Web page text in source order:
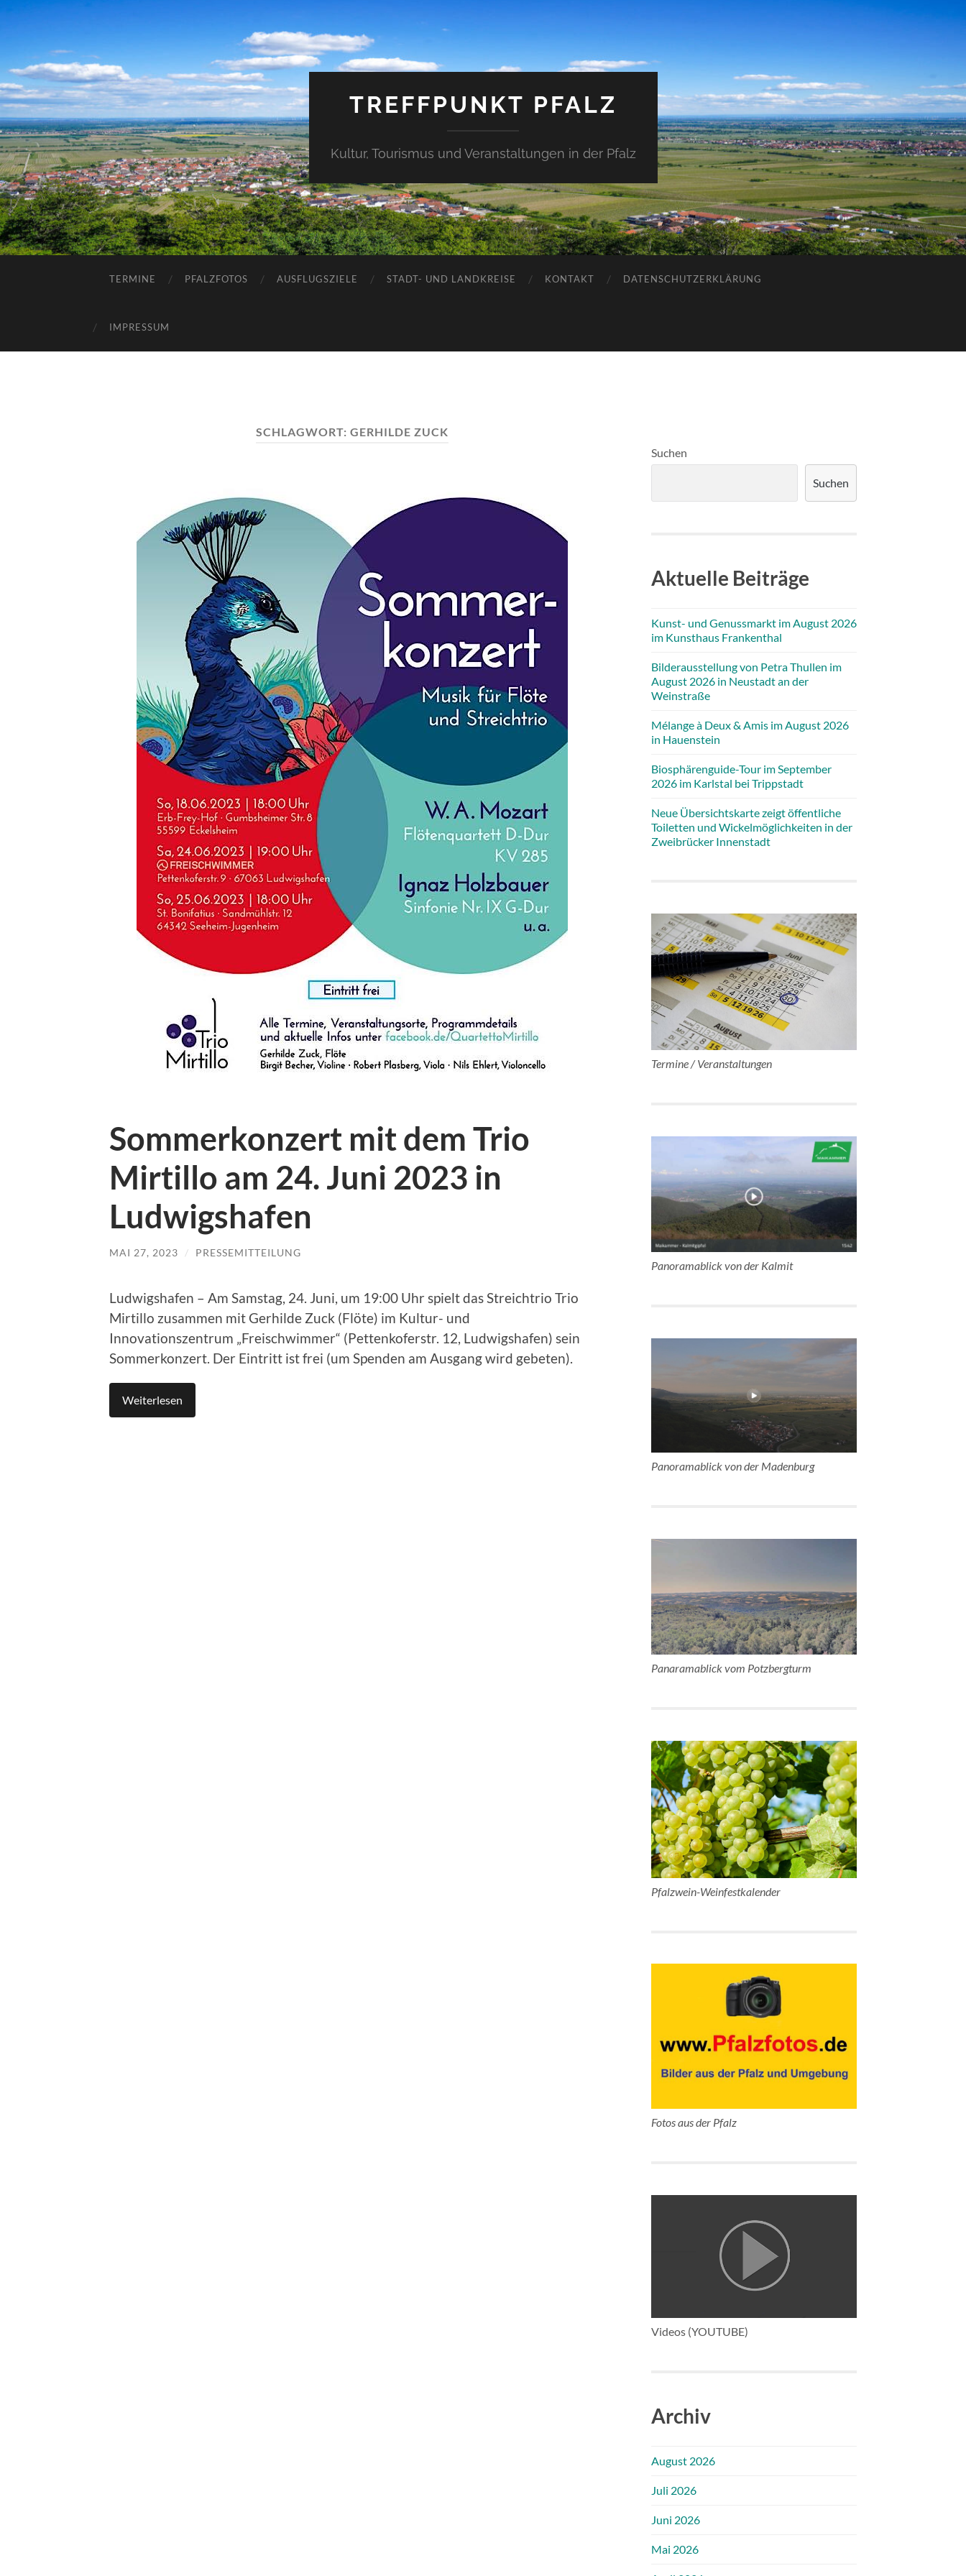
TREFFPUNKT PFALZ
Kultur, Tourismus und Veranstaltungen in der Pfalz
TERMINE PFALZFOTOS AUSFLUGSZIELE STADT- UND LANDKREISE KONTAKT DATENSCHUTZERKLÄRUNG
IMPRESSUM
SCHLAGWORT: GERHILDE ZUCK
Sommerkonzert mit dem Trio
Mirtillo am 24. Juni 2023 in
Ludwigshafen
MAI 27, 2023 / PRESSEMITTEILUNG
Ludwigshafen – Am Samstag, 24. Juni, um 19:00 Uhr spielt das Streichtrio Trio
Mirtillo zusammen mit Gerhilde Zuck (Flöte) im Kultur- und
Innovationszentrum „Freischwimmer“ (Pettenkoferstr. 12, Ludwigshafen) sein
Sommerkonzert. Der Eintritt ist frei (um Spenden am Ausgang wird gebeten).
Weiterlesen
Suchen
Suchen
Aktuelle Beiträge
Kunst- und Genussmarkt im August 2026
im Kunsthaus Frankenthal
Bilderausstellung von Petra Thullen im
August 2026 in Neustadt an der
Weinstraße
Mélange à Deux & Amis im August 2026
in Hauenstein
Biosphärenguide-Tour im September
2026 im Karlstal bei Trippstadt
Neue Übersichtskarte zeigt öffentliche
Toiletten und Wickelmöglichkeiten in der
Zweibrücker Innenstadt
Termine / Veranstaltungen
Panoramablick von der Kalmit
Panoramablick von der Madenburg
Panaramablick vom Potzbergturm
Pfalzwein-Weinfestkalender
Fotos aus der Pfalz
Videos (YOUTUBE)
Archiv
August 2026
Juli 2026
Juni 2026
Mai 2026